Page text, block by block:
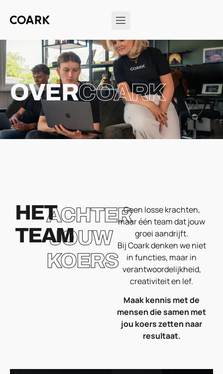
OVERCOARK
HET
TEAM
ACHTER
JOUW
KOERS
Geen losse krachten,
maar één team dat jouw
groei aandrijft.
Bij Coark denken we niet
in functies, maar in
verantwoordelijkheid,
creativiteit en lef.
Maak kennis met de
mensen die samen met
jou koers zetten naar
resultaat.